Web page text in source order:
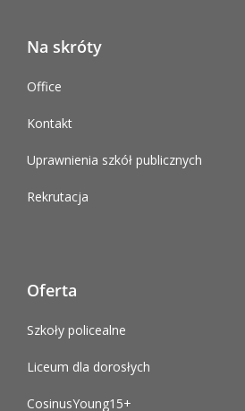
Na skróty
Office
Kontakt
Uprawnienia szkół publicznych
Rekrutacja
Oferta
Szkoły policealne
Liceum dla dorosłych
CosinusYoung15+